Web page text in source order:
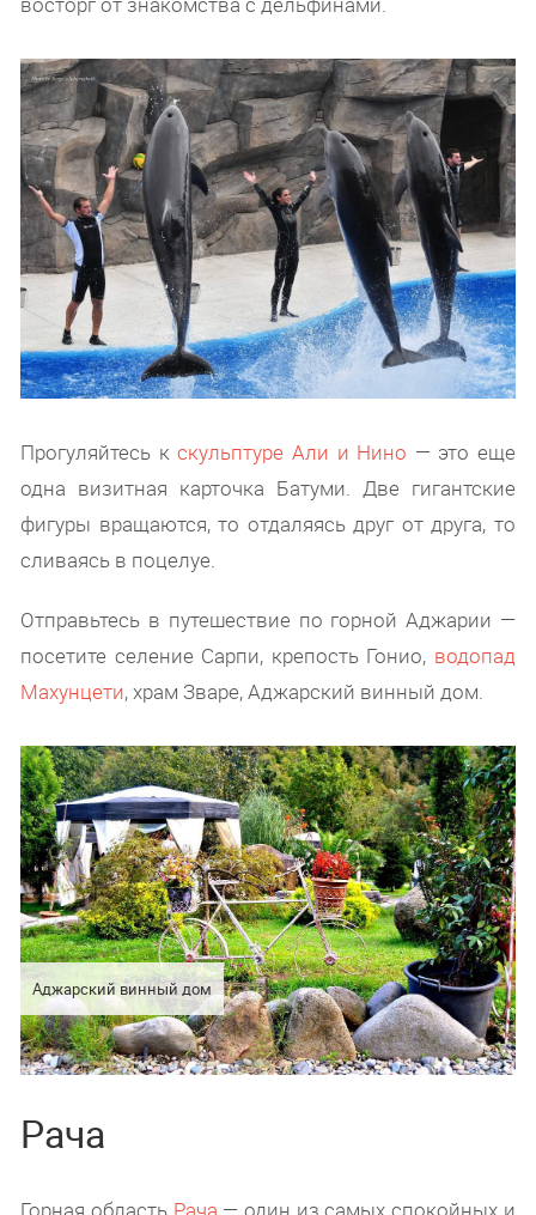
Прогуляйтесь кскульптуре Али и Нино — это еще
одна визитная карточка Батуми. Две гигантские
фигуры вращаются, то отдаляясь друг от друга, то
сливаясь в поцелуе.
Отправьтесь в путешествие по горной Аджарии —
посетите селение Сарпи, крепость Гонио, водопад
Махунцети, храм Зваре, Аджарский винный дом.
Аджарский винный дом
Рача
Горная область Рача — один из самых спокойных и